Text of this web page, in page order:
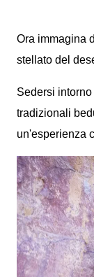
Ora immagina
stellato del
Sedersi
tradizionali
un'esperienza